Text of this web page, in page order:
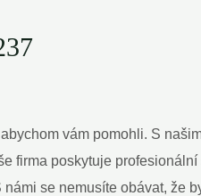
vám pomohli. S
firma poskytuje
se nemusíte obávat, že